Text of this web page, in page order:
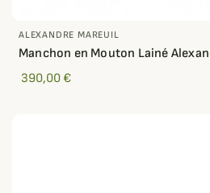
ALEXANDRE MAREUIL
Manchon en Mouton Lainé
390,00 €